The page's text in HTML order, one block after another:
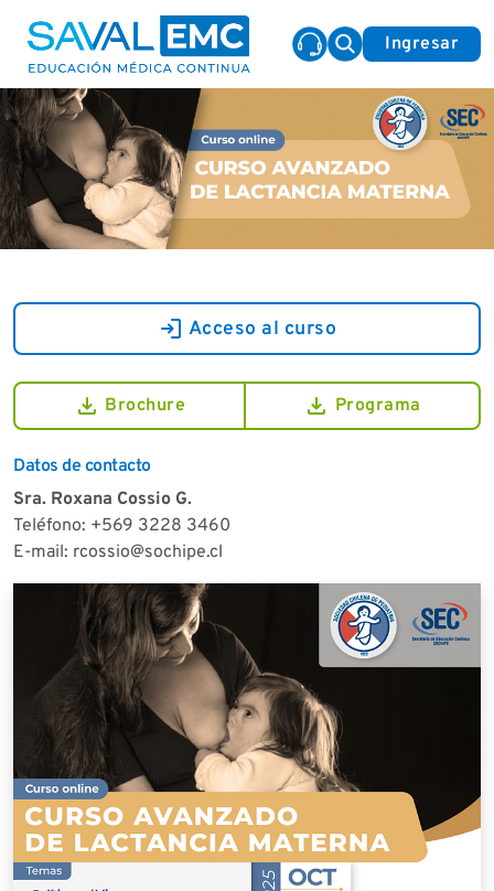
Ingresar
login Acceso al curso
download Brochure download Programa
Datos de contacto
Sra. Roxana Cossio G.
Teléfono: +569 3228 3460
E-mail: rcossio@sochipe.cl